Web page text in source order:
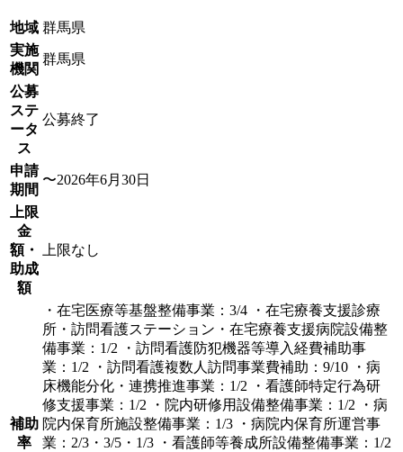
地域 群馬県
実施
機関
群馬県
公募
ステ
ータ
ス
公募終了
申請
期間
〜2026年6月30日
上限
金
額・
助成
額
上限なし
補助
率
・在宅医療等基盤整備事業：3/4 ・在宅療養支援診療
所・訪問看護ステーション・在宅療養支援病院設備整
備事業：1/2 ・訪問看護防犯機器等導入経費補助事
業：1/2 ・訪問看護複数人訪問事業費補助：9/10 ・病
床機能分化・連携推進事業：1/2 ・看護師特定行為研
修支援事業：1/2 ・院内研修用設備整備事業：1/2 ・病
院内保育所施設整備事業：1/3 ・病院内保育所運営事
業：2/3・3/5・1/3 ・看護師等養成所設備整備事業：1/2